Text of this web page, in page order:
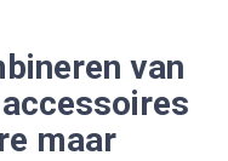
van
maar